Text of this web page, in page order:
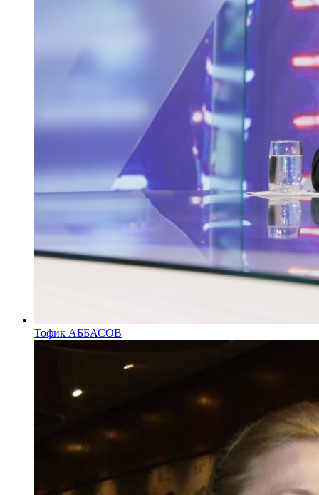
Тофик АББАСОВ